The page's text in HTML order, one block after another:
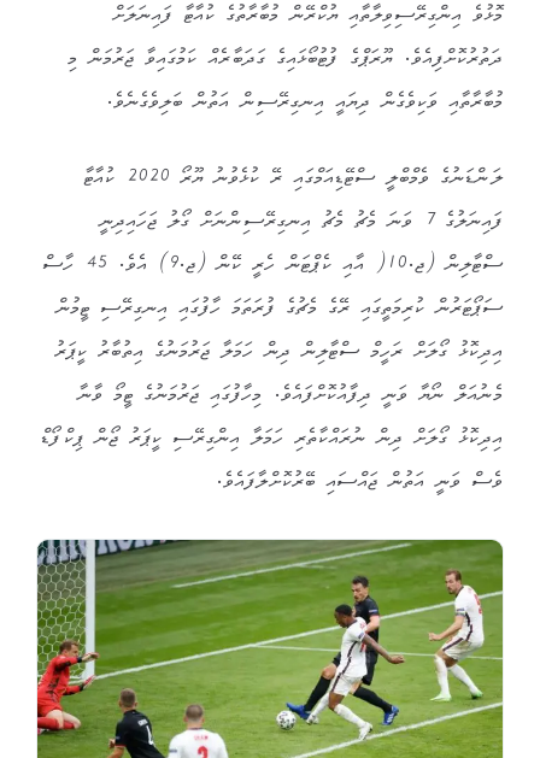
މޮޅުވެ އިންގިރޭސިވިލާތާއި ޔުކްރޭން މުބާރާތުގެ ކުއާޓާ ފައިނަލަށް
ދަތުރުކޮށްފިއެވެ. ޔޫރަޕްގެ ފުޓުބޯޅައިގެ ގަދަބާރެއް ކަމުގައިވާ ޖަރުމަން މި
މުބާރާތާއި ވަކިވެގެން ދިޔައީ އިނގިރޭސިން އަތުން ބަލިވެގެނެވެ.
ލަންޑަނުގެ ވެމްބްލީ ސްޓޭޑިއަމްގައި ރޭ ކުޅެވުނު ޔޫރޯ 2020 ކުއާޓާ
ފައިނަލުގެ 7 ވަނަ މެޗު މެޗު އިނގިރޭސިންނަށް ގޯލު ޖަހައިދިނީ
ސްޓާލިން (ޖ.10( އާއި ކެޕްޓަން ހެރީ ކޭން (ޖ.9) އެވެ. 45 ހާސް
ސަޕޯޓަރުން ކުރިމަތީގައި ރޭގެ މެޗުގެ ފުރަތަމަ ހާފުގައި އިނގިރޭސި ޓީމުން
އިދިކޮޅު ގޯލަށް ރަހީމް ސްޓާލިން ދިން ހަމަލާ ޖަރުމަނުގެ އިތުބާރު ކީޕަރު
މެނުއަލް ނޯޔާ ވަނީ ދިފާއުކޮށްފައެވެ. މިހާފުގައި ޖަރުމަނުގެ ޓީމޯ ވާނާ
އިދިކޮޅު ގޯލަށް ދިން ނުރައްކާތެރި ހަމަލާ އިންގިރޭސި ކީޕަރު ޖޯން ޕިކްފޯޑް
ވެސް ވަނީ އަތުން ޖައްސައި ބޭރުކޮށްލާފައެވެ.